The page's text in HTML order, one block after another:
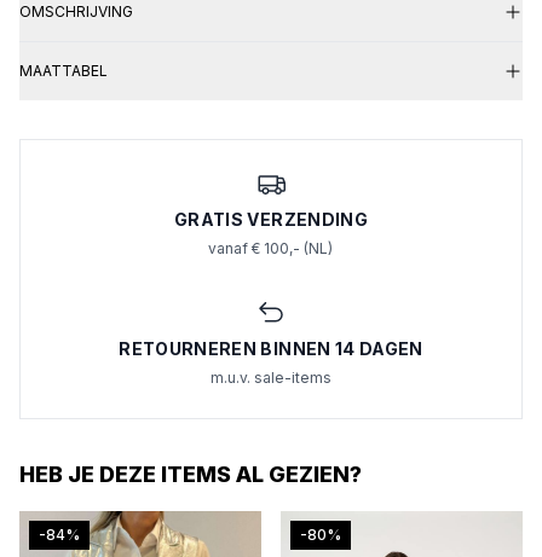
OMSCHRIJVING
MAATTABEL
GRATIS VERZENDING
vanaf € 100,- (NL)
RETOURNEREN BINNEN 14 DAGEN
m.u.v. sale-items
HEB JE DEZE ITEMS AL GEZIEN?
-84% -80%